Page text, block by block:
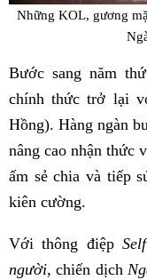
Những KOL, gương
Bước sang năm
chính thức trở lại
Hồng). Hàng ngàn
nâng cao nhận thức
ấm sẻ chia và tiếp
kiên cường.
Với thông điệp
người, chiến dịch